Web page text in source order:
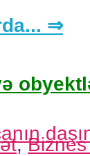
⇒
,